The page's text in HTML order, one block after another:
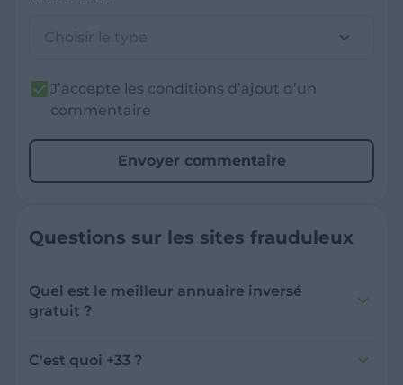
J’accepte les conditions d’ajout d’un
commentaire
Envoyer commentaire
Questions sur les sites frauduleux
Quel est le meilleur annuaire inversé
gratuit ?
recherche de numéro inversée qui est efficace
et gratuite pour identifier les appelants
C'est quoi +33 ?